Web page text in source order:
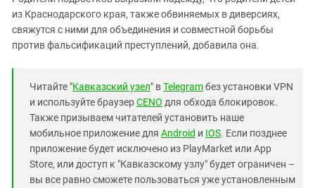
из Краснодарского края, также обвиняемых в диверсиях,
свяжутся с ними для объединения и совместной борьбы
против фальсификаций преступлений, добавила она.
Читайте "Кавказский узел" вTelegramбез установки VPN
и используйте браузерCENO для обхода блокировок.
Также призываем читателей установить наше
мобильное приложение для Android и IOS. Если позднее
приложение будет исключено из PlayMarket или App
Store, или доступ к "Кавказскому узлу" будет ограничен –
вы все равно сможете пользоваться уже установленным